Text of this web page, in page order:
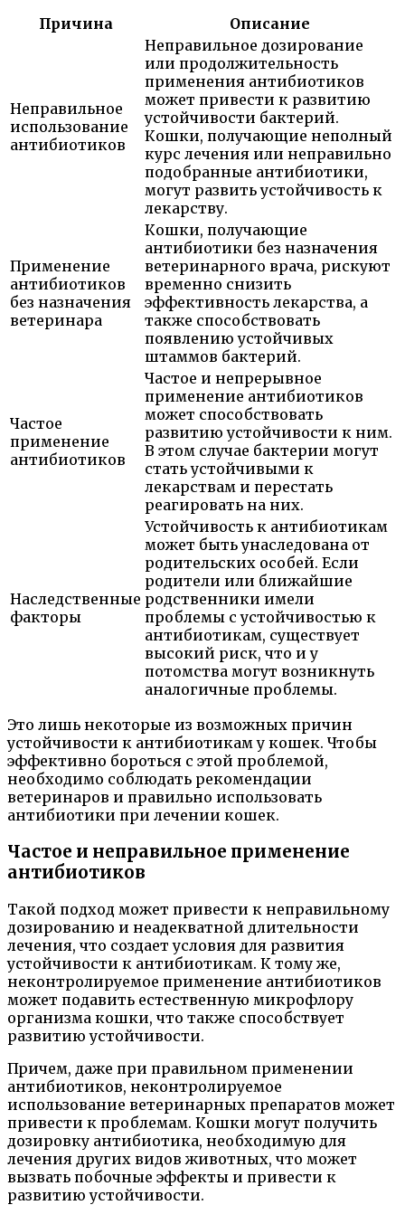
Причина Описание
Неправильное
использование
антибиотиков
Неправильное дозирование
или продолжительность
применения антибиотиков
может привести к развитию
устойчивости бактерий.
Кошки, получающие неполный
курс лечения или неправильно
подобранные антибиотики,
могут развить устойчивость к
лекарству.
Применение
антибиотиков
без назначения
ветеринара
Кошки, получающие
антибиотики без назначения
ветеринарного врача, рискуют
временно снизить
эффективность лекарства, а
также способствовать
появлению устойчивых
штаммов бактерий.
Частое
применение
антибиотиков
Частое и непрерывное
применение антибиотиков
может способствовать
развитию устойчивости к ним.
В этом случае бактерии могут
стать устойчивыми к
лекарствам и перестать
реагировать на них.
Наследственные
факторы
Устойчивость к антибиотикам
может быть унаследована от
родительских особей. Если
родители или ближайшие
родственники имели
проблемы с устойчивостью к
антибиотикам, существует
высокий риск, что и у
потомства могут возникнуть
аналогичные проблемы.
Это лишь некоторые из возможных причин
устойчивости к антибиотикам у кошек. Чтобы
эффективно бороться с этой проблемой,
необходимо соблюдать рекомендации
ветеринаров и правильно использовать
антибиотики при лечении кошек.
Частое и неправильное применение
антибиотиков
Такой подход может привести к неправильному
дозированию и неадекватной длительности
лечения, что создает условия для развития
устойчивости к антибиотикам. К тому же,
неконтролируемое применение антибиотиков
может подавить естественную микрофлору
организма кошки, что также способствует
развитию устойчивости.
Причем, даже при правильном применении
антибиотиков, неконтролируемое
использование ветеринарных препаратов может
привести к проблемам. Кошки могут получить
дозировку антибиотика, необходимую для
лечения других видов животных, что может
вызвать побочные эффекты и привести к
развитию устойчивости.